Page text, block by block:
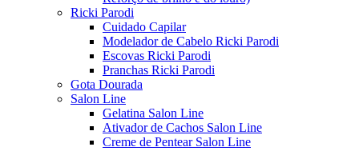
Ricki Parodi
Cuidado Capilar
Modelador de Cabelo Ricki Parodi
Escovas Ricki Parodi
Pranchas Ricki Parodi
Gota Dourada
Salon Line
Gelatina Salon Line
Ativador de Cachos Salon Line
Creme de Pentear Salon Line